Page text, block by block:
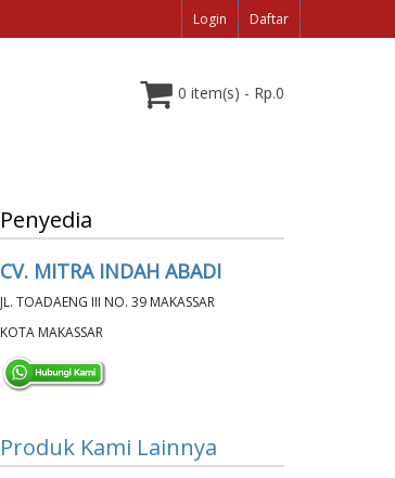
Login Daftar
0 item(s) - Rp.0
Penyedia
CV. MITRA INDAH ABADI
JL. TOADAENG III NO. 39 MAKASSAR
KOTA MAKASSAR
Produk Kami Lainnya